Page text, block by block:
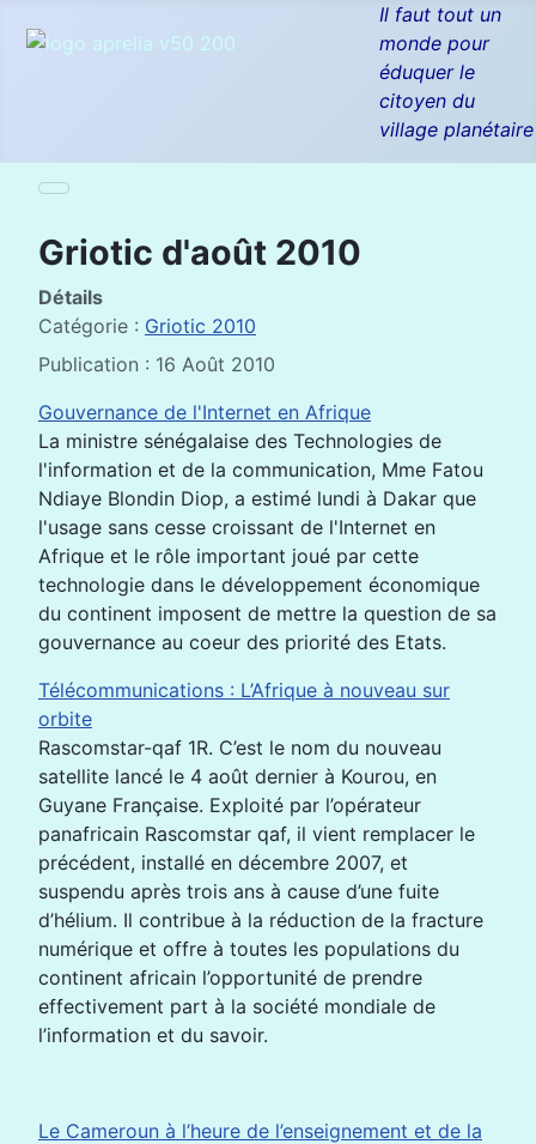
Il faut tout un
monde pour
éduquer le
citoyen du
village planétaire
Griotic d'août 2010
Détails
Catégorie : Griotic 2010
Publication : 16 Août 2010
Gouvernance de l'Internet en Afrique
La ministre sénégalaise des Technologies de
l'information et de la communication, Mme Fatou
Ndiaye Blondin Diop, a estimé lundi à Dakar que
l'usage sans cesse croissant de l'Internet en
Afrique et le rôle important joué par cette
technologie dans le développement économique
du continent imposent de mettre la question de sa
gouvernance au coeur des priorité des Etats.
Télécommunications : L’Afrique à nouveau sur
orbite
Rascomstar-qaf 1R. C’est le nom du nouveau
satellite lancé le 4 août dernier à Kourou, en
Guyane Française. Exploité par l’opérateur
panafricain Rascomstar qaf, il vient remplacer le
précédent, installé en décembre 2007, et
suspendu après trois ans à cause d’une fuite
d’hélium. Il contribue à la réduction de la fracture
numérique et offre à toutes les populations du
continent africain l’opportunité de prendre
effectivement part à la société mondiale de
l’information et du savoir.
Le Cameroun à l’heure de l’enseignement et de la